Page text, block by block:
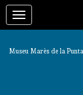
Vés
contingutToggle
Museu Marès de la